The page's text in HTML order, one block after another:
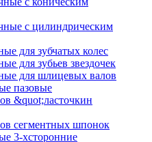
с цилиндрическим
для зубчатых колес
для зубьев звездочек
для шлицевых валов
пазовые
&quot;ласточкин
сегментных шпонок
3-хсторонние